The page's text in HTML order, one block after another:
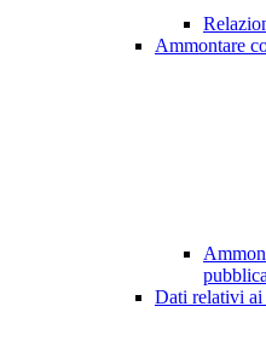
Ammontare
Dati relativi ai